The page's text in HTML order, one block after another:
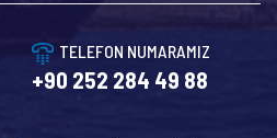
TELEFON NUMARAMIZ
+90 252 284 49 88